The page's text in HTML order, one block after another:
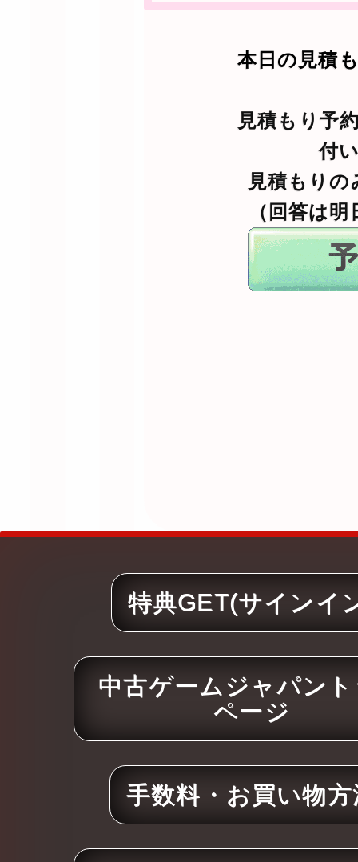
本日の見積
見積もり予
付
見積もり
（回答は
特典GET(サインイ
中古ゲームジャパン
ページ
手数料・お買い物方